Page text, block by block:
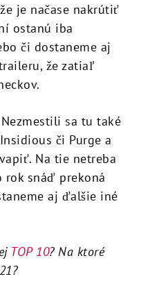
je načase nakrútiť
ostanú iba
či dostaneme aj
že zatiaľ
sa tu také
či Purge a
Na tie netreba
rok snáď prekoná
aj ďalšie iné
TOP 10? Na ktoré